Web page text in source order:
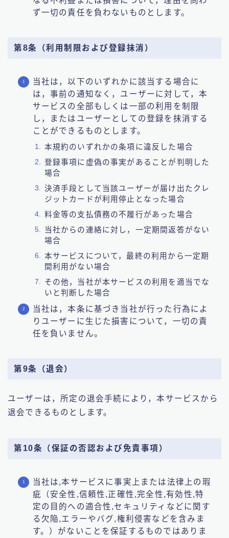
ず一切の責任を負わないものとします。
第8条（利用制限および登録抹消）
当社は，以下のいずれかに該当する場合に
は，事前の通知なく，ユーザーに対して，本
サービスの全部もしくは一部の利用を制限
し，またはユーザーとしての登録を抹消する
ことができるものとします。
本規約のいずれかの条項に違反した場合
登録事項に虚偽の事実があることが判明した
場合
決済手段として当該ユーザーが届け出たクレ
ジットカードが利用停止となった場合
料金等の支払債務の不履行があった場合
当社からの連絡に対し，一定期間返答がない
場合
本サービスについて，最終の利用から一定期
間利用がない場合
その他，当社が本サービスの利用を適当でな
いと判断した場合
当社は，本条に基づき当社が行った行為によ
りユーザーに生じた損害について，一切の責
任を負いません。
第9条（退会）
ユーザーは，所定の退会手続により，本サービスから
退会できるものとします。
第10条（保証の否認および免責事項）
当社は,本サービスに事実上または法律上の瑕
疵（安全性,信頼性,正確性,完全性,有効性,特
定の目的への適合性,セキュリティなどに関す
る欠陥,エラーやバグ,権利侵害などを含みま
す。）がないことを保証するものではありま